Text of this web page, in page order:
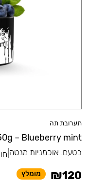
תערובת תה
– Blueberry mint
בטעם: אוכמניות מנטה
₪120 מומלץ